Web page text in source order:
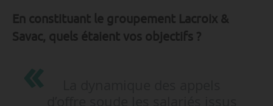
En constituant le groupement Lacroix &
Savac, quels étaient vos objectifs ?